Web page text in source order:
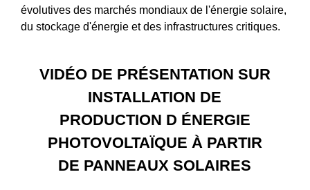
évolutives des marchés mondiaux de l'énergie solaire,
du stockage d'énergie et des infrastructures critiques.
VIDÉO DE PRÉSENTATION SUR
INSTALLATION DE
PRODUCTION D ÉNERGIE
PHOTOVOLTAÏQUE À PARTIR
DE PANNEAUX SOLAIRES